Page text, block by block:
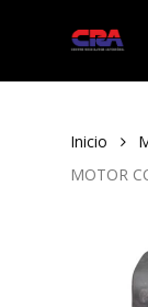
Inicio
MOTOR